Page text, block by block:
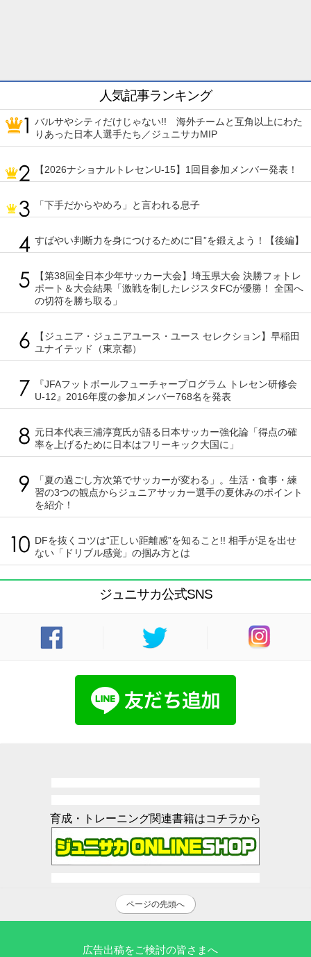
人気記事ランキング
バルサやシティだけじゃない!! 海外チームと互角以上にわた
りあった日本人選手たち／ジュニサカMIP
【2026ナショナルトレセンU-15】1回目参加メンバー発表！
「下手だからやめろ」と言われる息子
すばやい判断力を身につけるために“目”を鍛えよう！【後編】
【第38回全日本少年サッカー大会】埼玉県大会 決勝フォトレ
ポート＆大会結果「激戦を制したレジスタFCが優勝！ 全国へ
の切符を勝ち取る」
【ジュニア・ジュニアユース・ユース セレクション】早稲田
ユナイテッド（東京都）
『JFAフットボールフューチャープログラム トレセン研修会
U-12』2016年度の参加メンバー768名を発表
元日本代表三浦淳寛氏が語る日本サッカー強化論「得点の確
率を上げるために日本はフリーキック大国に」
「夏の過ごし方次第でサッカーが変わる」。生活・食事・練
習の3つの観点からジュニアサッカー選手の夏休みのポイント
を紹介！
DFを抜くコツは”正しい距離感”を知ること!! 相手が足を出せ
ない「ドリブル感覚」の掴み方とは
ジュニサカ公式SNS
育成・トレーニング関連書籍はコチラから
ページの先頭へ
広告出稿をご検討の皆さまへ